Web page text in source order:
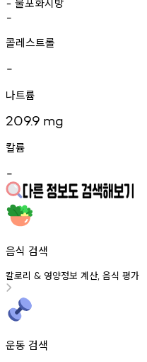
-
-
콜레스트롤
-
나트륨
209.9 mg
칼륨
-
음식 검색
칼로리 & 영양정보 계산, 음식 평가
운동 검색